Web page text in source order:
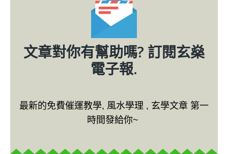
文章對你有幫助嗎? 訂閱玄燊
電子報.
最新的免費催運教學, 風水學理 , 玄學文章 第一
時間發給你~